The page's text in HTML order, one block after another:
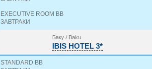
EXECUTIVE ROOM BB
ЗАВТРАКИ
Баку / Baku
IBIS HOTEL 3*
STANDARD BB